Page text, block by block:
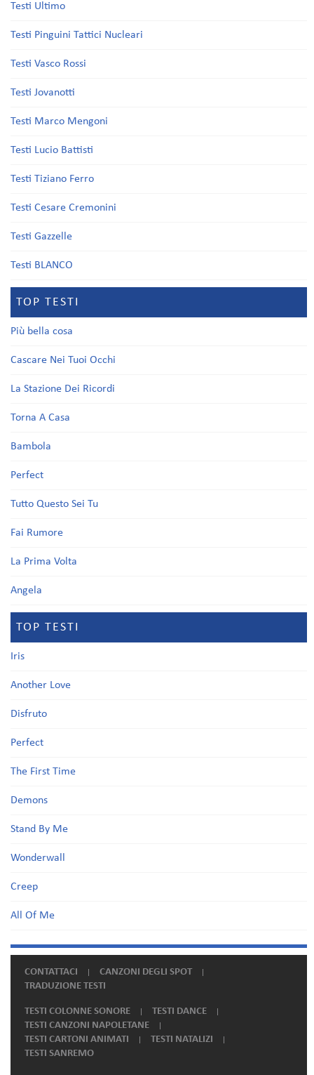
Testi Ultimo
Testi Pinguini Tattici Nucleari
Testi Vasco Rossi
Testi Jovanotti
Testi Marco Mengoni
Testi Lucio Battisti
Testi Tiziano Ferro
Testi Cesare Cremonini
Testi Gazzelle
Testi BLANCO
TOP TESTI
Più bella cosa
Cascare Nei Tuoi Occhi
La Stazione Dei Ricordi
Torna A Casa
Bambola
Perfect
Tutto Questo Sei Tu
Fai Rumore
La Prima Volta
Angela
TOP TESTI
Iris
Another Love
Disfruto
Perfect
The First Time
Demons
Stand By Me
Wonderwall
Creep
All Of Me
CONTATTACI
CANZONI DEGLI SPOT
TRADUZIONE TESTI
TESTI COLONNE SONORE
TESTI DANCE
TESTI CANZONI NAPOLETANE
TESTI CARTONI ANIMATI
TESTI NATALIZI
TESTI SANREMO